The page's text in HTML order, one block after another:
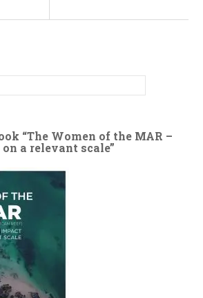
“The Women of the MAR –
a relevant scale”